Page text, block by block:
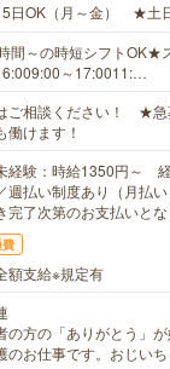
5日OK（月～金） ★土
間～の時短シフトOK★
～17:0011:…
ご相談ください！ ★
働けます！
経験：時給1350円～
週払い制度あり（月払
完了次第のお支払いとな
額支給※規定有
の方の「ありがとう」
のお仕事です。おじい